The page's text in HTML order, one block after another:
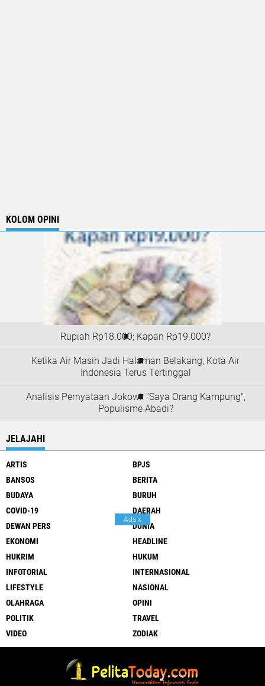
KOLOM OPINI
Rupiah Rp18.000; Kapan Rp19.000?
Ketika Air Masih Jadi Halaman Belakang, Kota Air
Indonesia Terus Tertinggal
Analisis Pernyataan Jokowi: "Saya Orang Kampung",
Populisme Abadi?
JELAJAHI
ARTIS
BPJS
BANSOS
BERITA
BUDAYA
BURUH
COVID-19
DAERAH
DEWAN PERS
DUNIA
EKONOMI
HEADLINE
HUKRIM
HUKUM
INFOTORIAL
INTERNASIONAL
LIFESTYLE
NASIONAL
OLAHRAGA
OPINI
POLITIK
TRAVEL
VIDEO
ZODIAK
Ads x